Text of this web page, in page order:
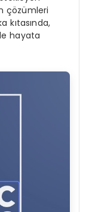
çözümleri
kıtasında,
hayata